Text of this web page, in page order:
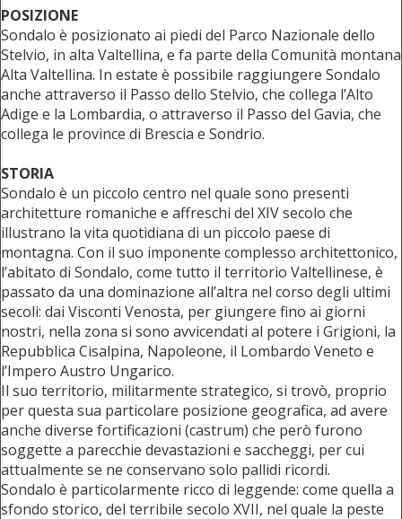
POSIZIONE
Sondalo è posizionato ai piedi del Parco Nazionale dello
Stelvio, in alta Valtellina, e fa parte della Comunità montana
Alta Valtellina. In estate è possibile raggiungere Sondalo
anche attraverso il Passo dello Stelvio, che collega l’Alto
Adige e la Lombardia, o attraverso il Passo del Gavia, che
collega le province di Brescia e Sondrio.
STORIA
Sondalo è un piccolo centro nel quale sono presenti
architetture romaniche e affreschi del XIV secolo che
illustrano la vita quotidiana di un piccolo paese di
montagna. Con il suo imponente complesso architettonico,
l’abitato di Sondalo, come tutto il territorio Valtellinese, è
passato da una dominazione all’altra nel corso degli ultimi
secoli: dai Visconti Venosta, per giungere fino ai giorni
nostri, nella zona si sono avvicendati al potere i Grigioni, la
Repubblica Cisalpina, Napoleone, il Lombardo Veneto e
l’Impero Austro Ungarico.
Il suo territorio, militarmente strategico, si trovò, proprio
per questa sua particolare posizione geografica, ad avere
anche diverse fortificazioni (castrum) che però furono
soggette a parecchie devastazioni e saccheggi, per cui
attualmente se ne conservano solo pallidi ricordi.
Sondalo è particolarmente ricco di leggende: come quella a
sfondo storico, del terribile secolo XVII, nel quale la peste